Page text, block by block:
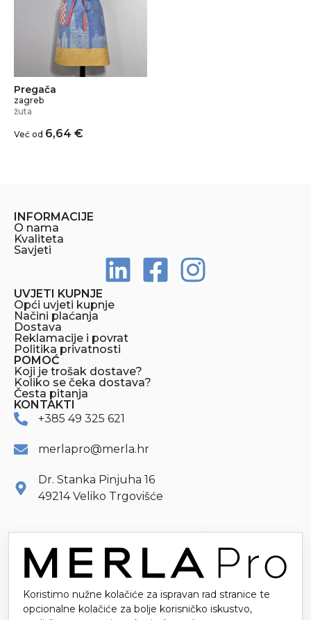
Pregača
zagreb
žuta
Već od 6,64 €
INFORMACIJE
O nama
Kvaliteta
Savjeti
UVJETI KUPNJE
Opći uvjeti kupnje
Načini plaćanja
Dostava
Reklamacije i povrat
Politika privatnosti
POMOĆ
Koji je trošak dostave?
Koliko se čeka dostava?
Česta pitanja
KONTAKTI
+385 49 325 621
merlapro@merla.hr
Dr. Stanka Pinjuha 16
49214 Veliko Trgovišće
Koristimo nužne kolačiće za ispravan rad stranice te
opcionalne kolačiće za bolje korisničko iskustvo,